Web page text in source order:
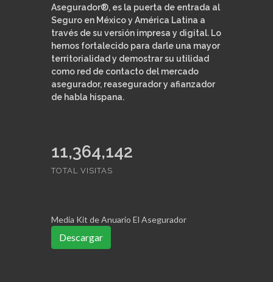
Asegurador®, es la puerta de entrada al
Seguro en México y América Latina a
través de su versión impresa y digital. Lo
hemos fortalecido para darle una mayor
territorialidad y demostrar su utilidad
como red de contacto del mercado
asegurador, reasegurador y afianzador
de habla hispana.
11,364,142
TOTAL VISITAS
Media Kit de Anuario El Asegurador
Descargar